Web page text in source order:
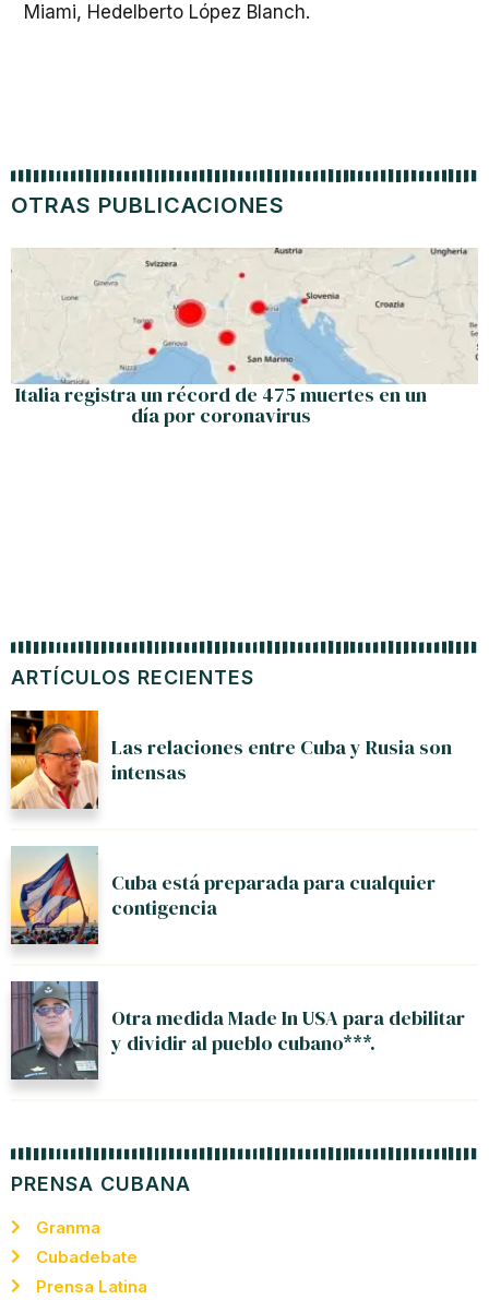
Miami, Hedelberto López Blanch.
ARTÍCULOS RECIENTES
Las relaciones entre Cuba y Rusia son
intensas
Cuba está preparada para cualquier
contigencia
Otra medida Made In USA para debilitar
y dividir al pueblo cubano***.
PRENSA CUBANA
Granma
Cubadebate
Prensa Latina
OTRAS PUBLICACIONES
Italia registra un récord de 475 muertes en un
día por coronavirus